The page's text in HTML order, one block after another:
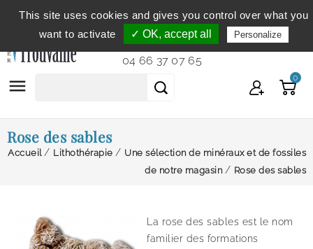
Service clientèle
du lundi au vendredi de 9h à 12h et
de 14h à 18h...
04 66 37 07 65
 0
Rose des sables
Accueil Lithothérapie
Une sélection de minéraux et de fossiles
de notre magasin
Rose des sables
La rose des sables est le nom
familier des formations
This site uses cookies and gives you control over what you
want to activate
✓ OK, accept all Personalize